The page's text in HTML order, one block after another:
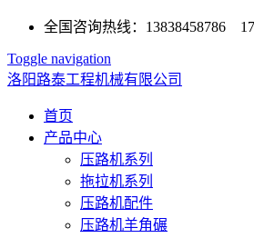
全国咨询热线：13838458786
Toggle navigation
洛阳路泰工程机械有限公司
首页
产品中心
压路机系列
拖拉机系列
压路机配件
压路机羊角碾